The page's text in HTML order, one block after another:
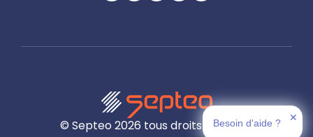
© Septeo 2026 tous droits réservés
Besoin d'aide ? ✕